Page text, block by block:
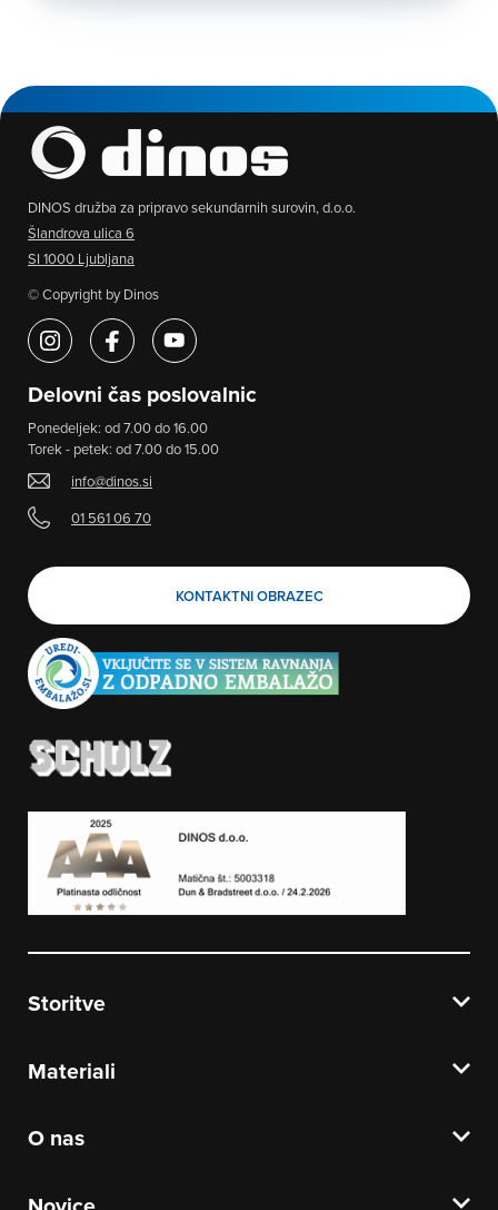
DINOS družba za pripravo sekundarnih surovin, d.o.o.
Šlandrova ulica 6
SI 1000 Ljubljana
© Copyright by Dinos
Delovni čas poslovalnic
Ponedeljek: od 7.00 do 16.00
Torek - petek: od 7.00 do 15.00
info@dinos.si
01 561 06 70
KONTAKTNI OBRAZEC
Storitve
Materiali
O nas